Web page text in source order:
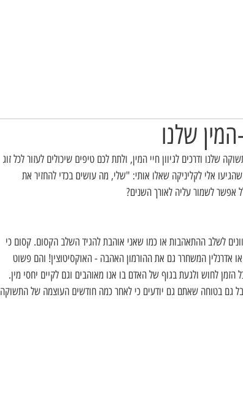
שלנו
שלנו ודרכים לגיוון חיי המין, ולתת לכם טיפים שיכולים לעזור לכל זוג
אלי לקליניקה שאלו אותי: "שלי, מה עושים בכדי להחזיר את
אפשר לשמור עליה לאורך השנים?
לשלב ההתאהבות או כמו שאני אוהבת להגיד השלב הקסום. קסום כי
או אדרנלין המשחרר גם את ההורמון האהבה - האוקסיטוצין! והם פשוט
הזמן לחוש ולגעת בגוף של האדם בו אנו מאוהבים וגם לקיים יחסי מין.
גם בטוחה שאתם גם יודעים כי לאחר כמה חודשים העוצמה של התשוקה